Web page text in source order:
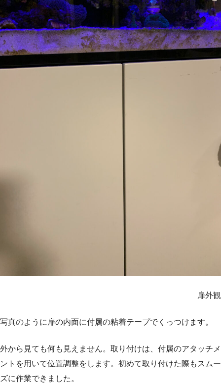
扉外観
写真のように扉の内面に付属の粘着テープでくっつけます。
外から見ても何も見えません。取り付けは、付属のアタッチメ
ントを用いて位置調整をします。初めて取り付けた際もスムー
ズに作業できました。